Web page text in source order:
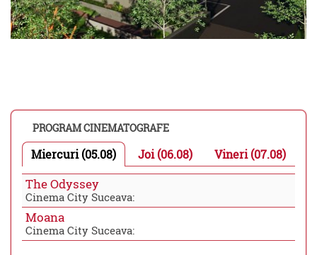
PROGRAM CINEMATOGRAFE
Miercuri (05.08) Joi (06.08) Vineri (07.08)
The Odyssey
Cinema City Suceava:
Moana
Cinema City Suceava: